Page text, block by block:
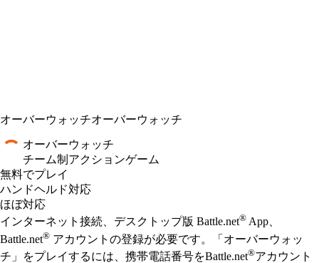
オーバーウォッチオーバーウォッチ
オーバーウォッチ
チーム制アクションゲーム
無料でプレイ
Available actions
ハンドヘルド対応
ほぼ対応
インターネット接続、​​​​​​​​デスクトップ版 Battle.net® App、​​​​​​​​
Battle.net® アカウントの​​​​​​​​登録が​​​​​​​​必要です。​​​​​​​​「オーバーウ​ォッ
チ」を​​​​​​​​プレイするには、​​​​​​​​携帯電話番号を​​​​​​​​Battle.net®アカウント